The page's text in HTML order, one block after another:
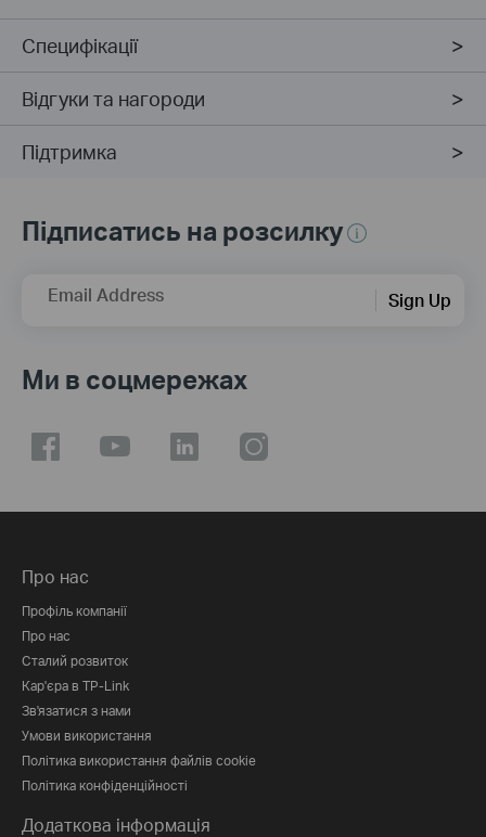
Специфікації
Відгуки та нагороди
Підтримка
Підписатись на розсилку
Email Address Sign Up
Ми в соцмережах
Про нас
Профіль компанії
Про нас
Сталий розвиток
Кар'єра в TP-Link
Зв'язатися з нами
Умови використання
Політика використання файлів cookie
Політика конфіденційності
Додаткова інформація